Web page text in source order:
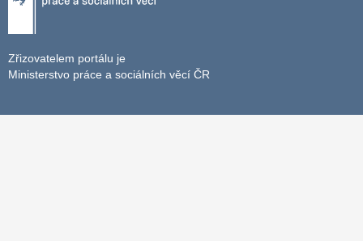
Zřizovatelem portálu je
Ministerstvo práce a sociálních věcí ČR